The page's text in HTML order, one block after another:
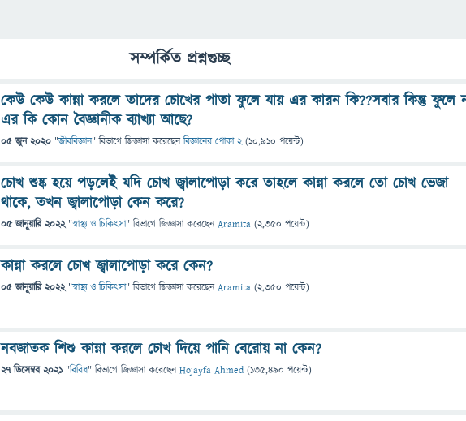
সম্পর্কিত প্রশ্নগুচ্ছ
কেউ কেউ কান্না করলে তাদের চোখের পাতা ফুলে যায় এর কারন কি??সবার কিন্তু ফুলে
এর কি কোন বৈজ্ঞানীক ব্যাখ্যা আছে?
05 জুন 2020 "জীববিজ্ঞান" বিভাগে জিজ্ঞাসাকরেছেনবিজ্ঞানের পোকা 2 (10,910 পয়েন্ট)
চোখ শুষ্ক হয়ে পড়লেই যদি চোখ জ্বালাপোড়া করে তাহলে কান্না করলে তো চোখ ভেজা
থাকে, তখন জ্বালাপোড়া কেন করে?
05 জানুয়ারি 2022 "স্বাস্থ্য ও চিকিৎসা" বিভাগে জিজ্ঞাসাকরেছেনAramita (2,350 পয়েন্ট)
কান্না করলে চোখ জ্বালাপোড়া করে কেন?
05 জানুয়ারি 2022 "স্বাস্থ্য ও চিকিৎসা" বিভাগে জিজ্ঞাসাকরেছেনAramita (2,350 পয়েন্ট)
নবজাতক শিশু কান্না করলে চোখ দিয়ে পানি বেরোয় না কেন?
27 ডিসেম্বর 2021 "বিবিধ" বিভাগে জিজ্ঞাসাকরেছেনHojayfa Ahmed (135,490 পয়েন্ট)